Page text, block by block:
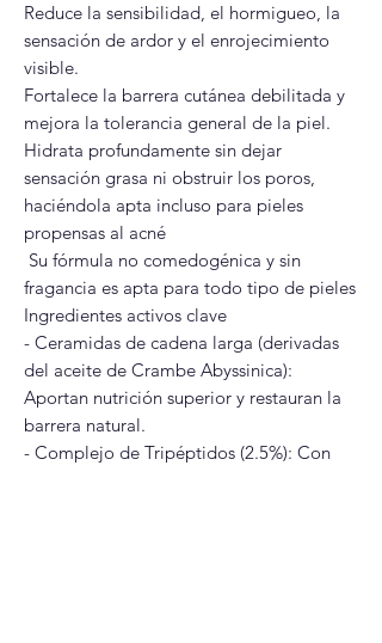
Reduce la sensibilidad, el hormigueo, la
sensación de ardor y el enrojecimiento
visible.
Fortalece la barrera cutánea debilitada y
mejora la tolerancia general de la piel.
Hidrata profundamente sin dejar
sensación grasa ni obstruir los poros,
haciéndola apta incluso para pieles
propensas al acné
Su fórmula no comedogénica y sin
fragancia es apta para todo tipo de pieles
Ingredientes activos clave
- Ceramidas de cadena larga (derivadas
del aceite de Crambe Abyssinica):
Aportan nutrición superior y restauran la
barrera natural.
- Complejo de Tripéptidos (2.5%): Con